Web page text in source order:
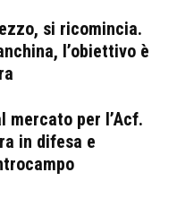
si ricomincia.
l’obiettivo è
mercato per l’Acf.
in difesa e